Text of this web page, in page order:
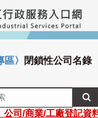
區〉 閉鎖性公司名錄
公司/商業/工廠登記資